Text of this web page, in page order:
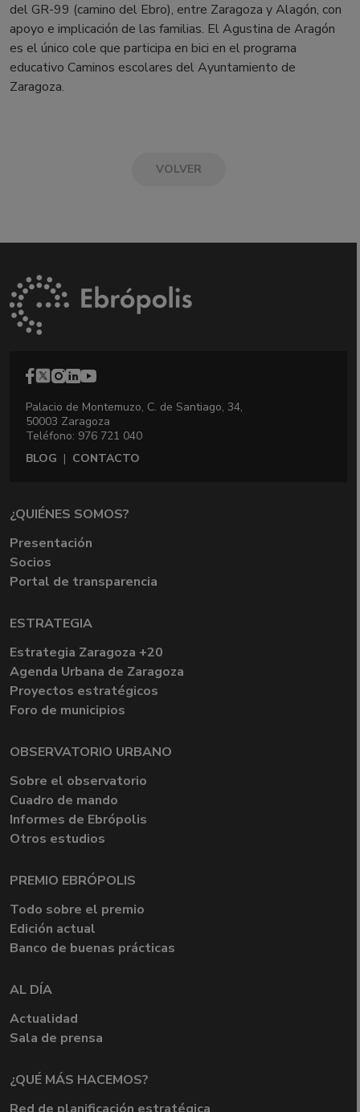
del GR-99 (camino del Ebro), entre Zaragoza y Alagón, con
apoyo e implicación de las familias. El Agustina de Aragón
es el único cole que participa en bici en el programa
educativo Caminos escolares del Ayuntamiento de
Zaragoza.
VOLVER
Palacio de Montemuzo, C. de Santiago, 34,
50003 Zaragoza
Teléfono: 976 721 040
BLOG | CONTACTO
¿QUIÉNES SOMOS?
Presentación
Socios
Portal de transparencia
ESTRATEGIA
Estrategia Zaragoza +20
Agenda Urbana de Zaragoza
Proyectos estratégicos
Foro de municipios
OBSERVATORIO URBANO
Sobre el observatorio
Cuadro de mando
Informes de Ebrópolis
Otros estudios
PREMIO EBRÓPOLIS
Todo sobre el premio
Edición actual
Banco de buenas prácticas
AL DÍA
Actualidad
Sala de prensa
¿QUÉ MÁS HACEMOS?